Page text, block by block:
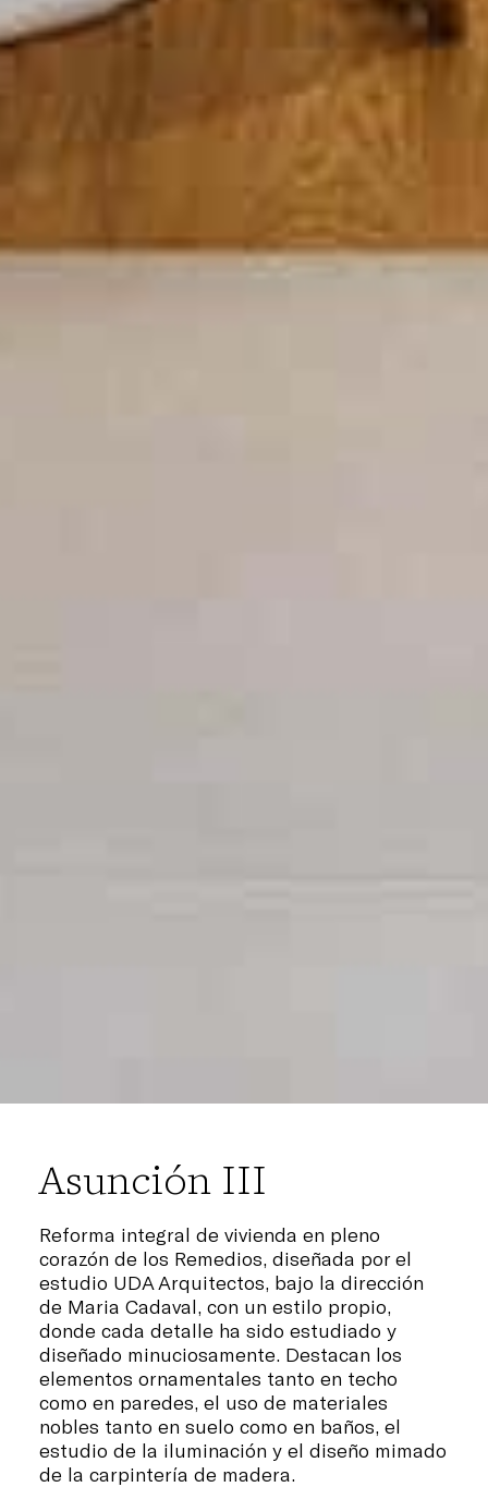
Asunción III
Reforma integral de vivienda en pleno
corazón de los Remedios, diseñada por el
estudio UDA Arquitectos, bajo la dirección
de Maria Cadaval, con un estilo propio,
donde cada detalle ha sido estudiado y
diseñado minuciosamente. Destacan los
elementos ornamentales tanto en techo
como en paredes, el uso de materiales
nobles tanto en suelo como en baños, el
estudio de la iluminación y el diseño mimado
de la carpintería de madera.